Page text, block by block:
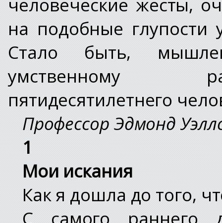
на подобные глупости
Стало быть,
умственному
пятидесятилетнего
Профессор Эдмонд
1
Мои искания
Как я дошла до того,
С самого раннего